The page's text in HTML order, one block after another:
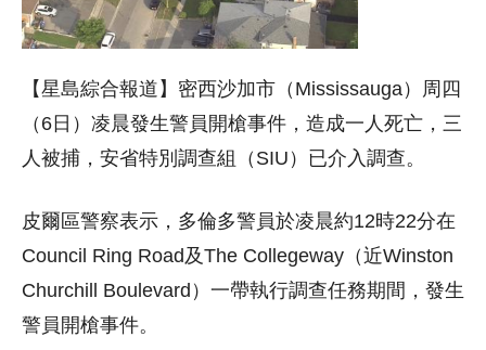
【星島綜合報道】密西沙加市（Mississauga）周四
（6日）凌晨發生警員開槍事件，造成一人死亡，三
人被捕，安省特別調查組（SIU）已介入調查。
皮爾區警察表示，多倫多警員於凌晨約12時22分在
Council Ring Road及The Collegeway（近Winston
Churchill Boulevard）一帶執行調查任務期間，發生
警員開槍事件。